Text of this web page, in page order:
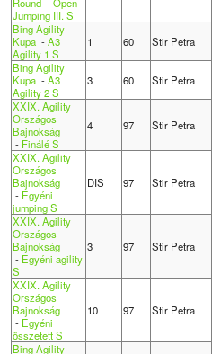
Round -Open
Jumping III. S
Bing Agility
Kupa-A3
Agility 1 S
1 60 Stir Petra
Bing Agility
Kupa-A3
Agility 2 S
3 60 Stir Petra
XXIX. Agility
Országos
Bajnokság
- Finálé S
4 97 Stir Petra
XXIX. Agility
Országos
Bajnokság
- Egyéni
jumping S
DIS 97 Stir Petra
XXIX. Agility
Országos
Bajnokság
- Egyéni agility
S
3 97 Stir Petra
XXIX. Agility
Országos
Bajnokság
- Egyéni
összetett S
10 97 Stir Petra
Bing Agility